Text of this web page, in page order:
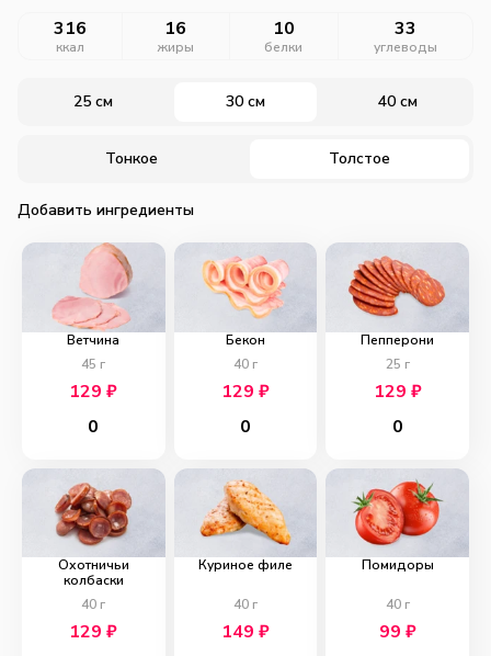
316
ккал
16
жиры
10
белки
33
углеводы
25 см 30 см 40 см
Тонкое Толстое
Добавить ингредиенты
Ветчина
45 г
129₽
0
Бекон
40г
129 ₽
0
Пепперони
25 г
129 ₽
0
Охотничьи
колбаски
40 г
129₽
Куриное филе
40г
149 ₽
Помидоры
40г
99 ₽